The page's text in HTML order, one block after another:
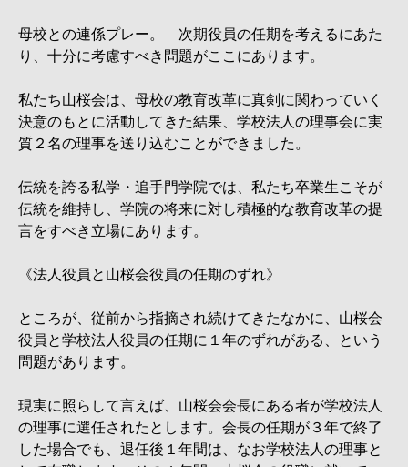
母校との連係プレー。 次期役員の任期を考えるにあた
り、十分に考慮すべき問題がここにあります。
私たち山桜会は、母校の教育改革に真剣に関わっていく
決意のもとに活動してきた結果、学校法人の理事会に実
質２名の理事を送り込むことができました。
伝統を誇る私学・追手門学院では、私たち卒業生こそが
伝統を維持し、学院の将来に対し積極的な教育改革の提
言をすべき立場にあります。
《法人役員と山桜会役員の任期のずれ》
ところが、従前から指摘され続けてきたなかに、山桜会
役員と学校法人役員の任期に１年のずれがある、という
問題があります。
現実に照らして言えば、山桜会会長にある者が学校法人
の理事に選任されたとします。会長の任期が３年で終了
した場合でも、退任後１年間は、なお学校法人の理事と